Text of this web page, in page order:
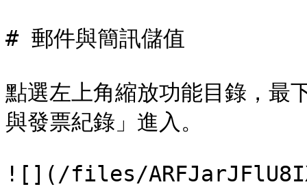
# 郵件與簡訊儲值
點選左上角縮放功能目錄，最
與發票紀錄」進入。
![](/files/